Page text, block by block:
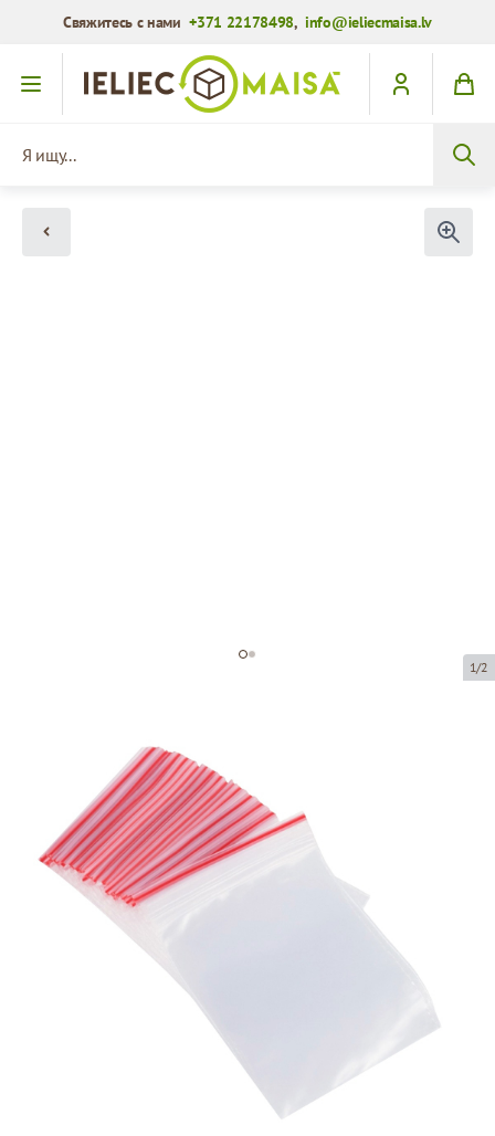
Свяжитесь с нами+371 22178498,info@ieliecmaisa.lv
Перейти к содержимому
1/2
Мешок минигрип
Код товара:M0018
Размер:200 x 300 mm
Материал:PE
Толщина:40 µ
Tовар можно получить в пункте выдачи.
3,93 €